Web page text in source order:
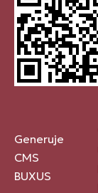
Generuje
CMS
BUXUS